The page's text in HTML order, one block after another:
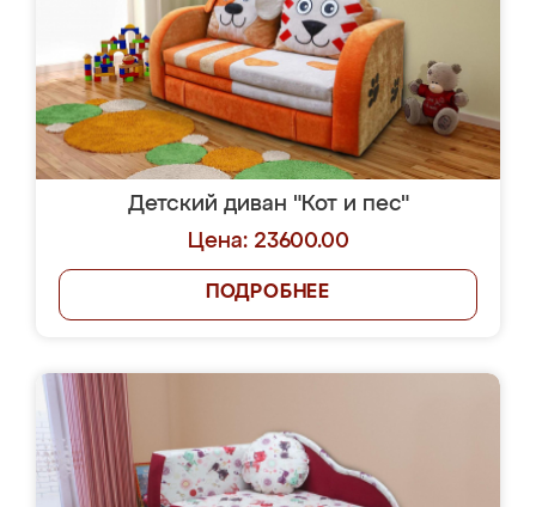
Детский диван "Кот и пес"
Цена: 23600.00
ПОДРОБНЕЕ